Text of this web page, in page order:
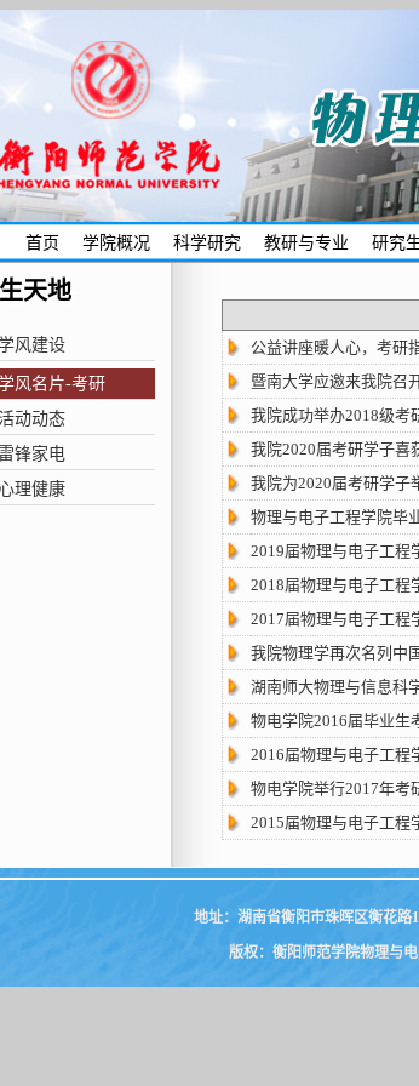
首页 学院概况 科学研究 教研与专业 研究
天地
风建设
风名片-考研
动动态
雷锋家电
理健康
公益讲座暖人心，考
暨南大学应邀来我院召
我院成功举办2018级考
我院2020届考研学子喜
我院为2020届考研学子
物理与电子工程学院毕
2019届物理与电子工程
2018届物理与电子工程
2017届物理与电子工程
我院物理学再次名列中
湖南师大物理与信息科
物电学院2016届毕业生
2016届物理与电子工程
物电学院举行2017年考
2015届物理与电子工程
地址：湖南省衡阳市珠晖区衡花路
版权：衡阳师范学院物理与